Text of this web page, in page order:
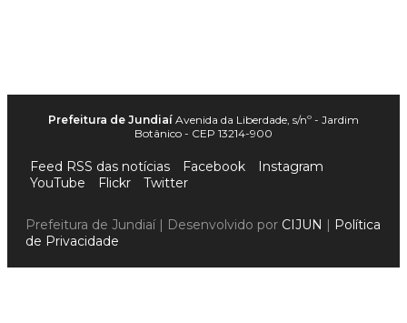
Prefeitura de Jundiaí Avenida da Liberdade, s/nº - Jardim
Botânico - CEP 13214-900
Feed RSS das notícias Facebook
Instagram
YouTube
Flickr Twitter
Prefeitura de Jundiaí | Desenvolvido por CIJUN | Política
de Privacidade